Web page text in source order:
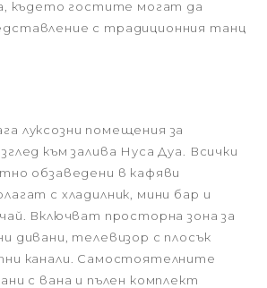
където гостите могат да
с традиционния танц
луксозни помещения за
към залива Нуса Дуа. Всички
обзаведени в кафяви
с хладилник, мини бар и
Включват просторна зона за
дивани, телевизор с плосък
канали. Самостоятелните
с вана и пълен комплект